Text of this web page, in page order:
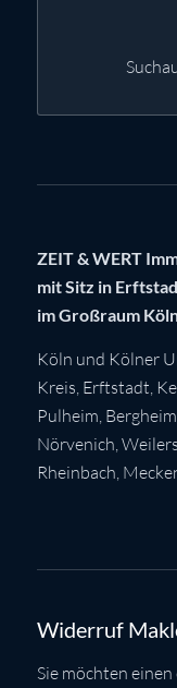
ZEIT & WERT
mit Sitz in
im Großraum
Köln und Kölner
Kreis Erftstadt
Pulheim Bergheim
Nörvenich
Rheinbach
Widerruf
Sie möchten